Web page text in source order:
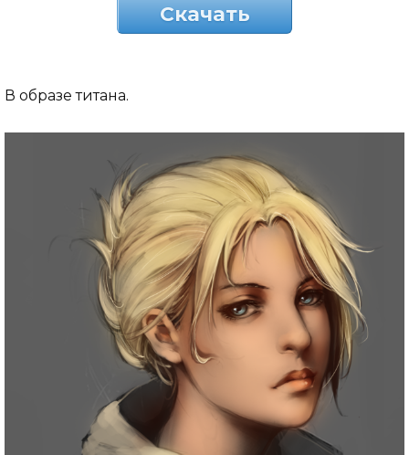
Скачать
В образе титана.